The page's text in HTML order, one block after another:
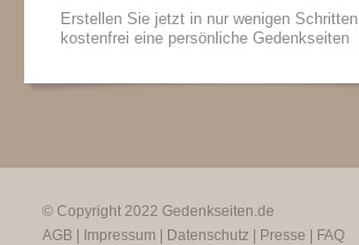
Erstellen Sie jetzt in nur wenigen Schritten
kostenfrei eine persönliche Gedenkseiten
© Copyright 2022 Gedenkseiten.de
AGB
Impressum Datenschutz Presse
FAQ